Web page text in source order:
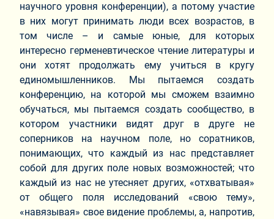
научного уровня конференции), а потому участие
в них могут принимать люди всех возрастов, в
том числе – и самые юные, для которых
интересно герменевтическое чтение литературы и
они хотят продолжать ему учиться в кругу
единомышленников. Мы пытаемся создать
конференцию, на которой мы сможем взаимно
обучаться, мы пытаемся создать сообщество, в
котором участники видят друг в друге не
соперников на научном поле, но соратников,
понимающих, что каждый из нас представляет
собой для других поле новых возможностей; что
каждый из нас не утесняет других, «отхватывая»
от общего поля исследований «свою тему»,
«навязывая» свое видение проблемы, а, напротив,